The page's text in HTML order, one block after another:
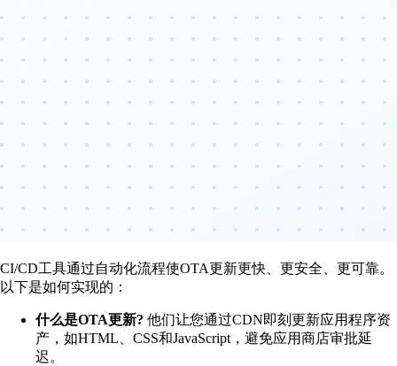
CI/CD工具通过自动化流程使OTA更新更快、更安全、更可靠。
以下是如何实现的：
什么是OTA更新? 他们让您通过CDN即刻更新应用程序资
产，如HTML、CSS和JavaScript，避免应用商店审批延
迟。